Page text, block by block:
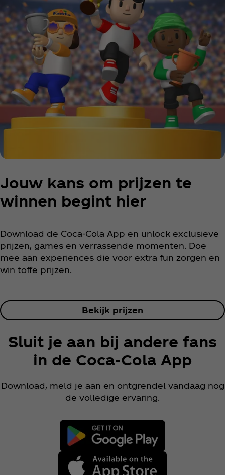
Jouw kans om prijzen te
winnen begint hier
Download de Coca‑Cola App en unlock exclusieve
prijzen, games en verrassende momenten. Doe
mee aan experiences die voor extra fun zorgen en
win toffe prijzen.
Bekijk prijzen
Sluit je aan bij andere fans
in de Coca‑Cola App
Download, meld je aan en ontgrendel vandaag nog
de volledige ervaring.